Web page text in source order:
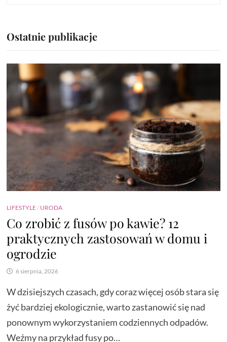
Ostatnie publikacje
LIFESTYLE/ URODA
Co zrobić z fusów po kawie? 12
praktycznych zastosowań w domu i
ogrodzie
6 sierpnia, 2026
W dzisiejszych czasach, gdy coraz więcej osób stara się
żyć bardziej ekologicznie, warto zastanowić się nad
ponownym wykorzystaniem codziennych odpadów.
Weźmy na przykład fusy po…